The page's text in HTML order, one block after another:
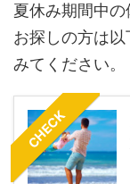
夏休み期間中
お探しの方は
みてください。
CHECK